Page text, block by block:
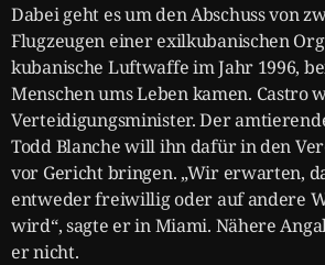
Dabei geht es um den Abschuss von
Flugzeugen einer exilkubanischen
kubanische Luftwaffe im Jahr 1996,
Menschen ums Leben kamen. Castro
Verteidigungsminister. Der
Todd Blanche will ihn dafür in den
vor Gericht bringen. „Wir erwarten,
entweder freiwillig oder auf andere
wird“, sagte er in Miami. Nähere
er nicht.